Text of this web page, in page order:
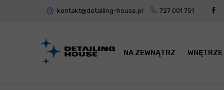
kontakt@detailing-house.pl 727 001 751
NA ZEWNĄTRZ WNĘTRZE